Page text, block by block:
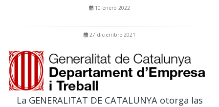
10 enero 2022
27 diciembre 2021
La GENERALITAT DE CATALUNYA otorga las